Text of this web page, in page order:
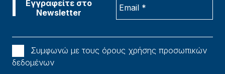
Συμφωνώ με τους όρους χρήσης προσωπικών
δεδομένων